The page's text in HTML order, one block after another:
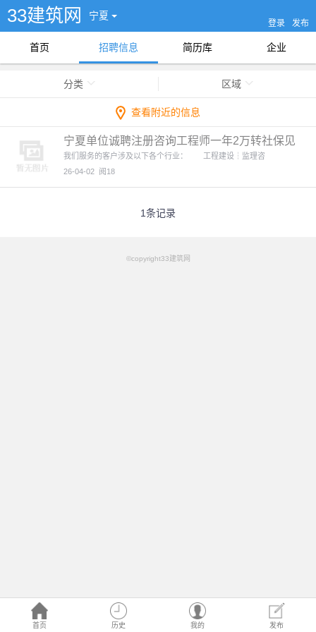
33建筑网 宁夏
登录 发布
首页 历史 我的 发布
首页 招聘信息 简历库 企业
分类 区域
查看附近的信息
宁夏单位诚聘注册咨询工程师一年2万转社保见
证付
我们服务的客户涉及以下各个行业： 工程建设┆监理咨
26-04-02 阅18
1条记录
©copyright33建筑网